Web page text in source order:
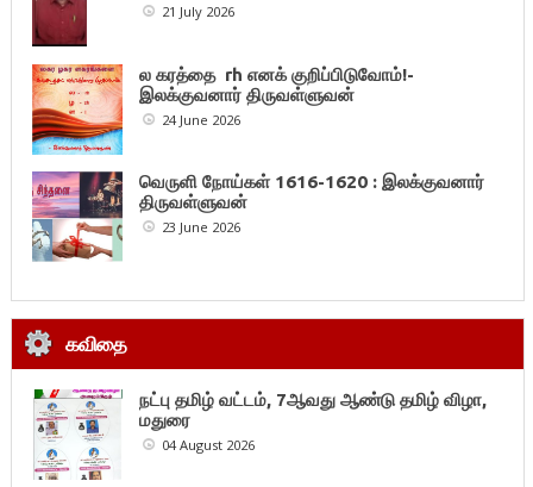
21 July 2026
ல கரத்தை rh எனக் குறிப்பிடுவோம்!-
இலக்குவனார் திருவள்ளுவன்
24 June 2026
வெருளி நோய்கள் 1616-1620 : இலக்குவனார்
திருவள்ளுவன்
23 June 2026
கவிதை
நட்பு தமிழ் வட்டம், 7ஆவது ஆண்டு தமிழ் விழா,
மதுரை
04 August 2026